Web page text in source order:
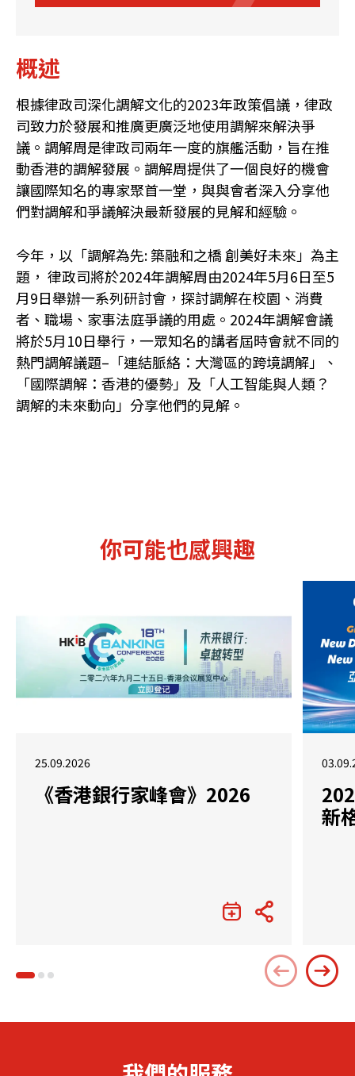
概述
根據律政司深化調解文化的2023年政策倡議，律政
司致力於發展和推廣更廣泛地使用調解來解決爭
議。調解周是律政司兩年一度的旗艦活動，旨在推
動香港的調解發展。調解周提供了一個良好的機會
讓國際知名的專家聚首一堂，與與會者深入分享他
們對調解和爭議解決最新發展的見解和經驗。
今年，以「調解為先: 築融和之橋 創美好未來」為主
題， 律政司將於2024年調解周由2024年5月6日至5
月9日舉辦一系列研討會，探討調解在校園、消費
者、職場、家事法庭爭議的用處。2024年調解會議
將於5月10日舉行，一眾知名的講者屆時會就不同的
熱門調解議題–「連結脈絡：大灣區的跨境調解」、
「國際調解：香港的優勢」及「人工智能與人類？
調解的未來動向」分享他們的見解。
你可能也感興趣
25.09.2026
《香港銀行家峰會》2026
新